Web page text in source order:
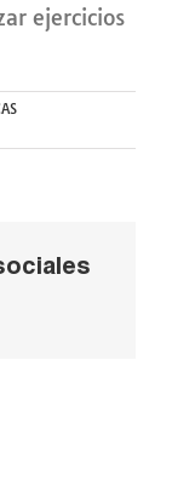
ejercicios